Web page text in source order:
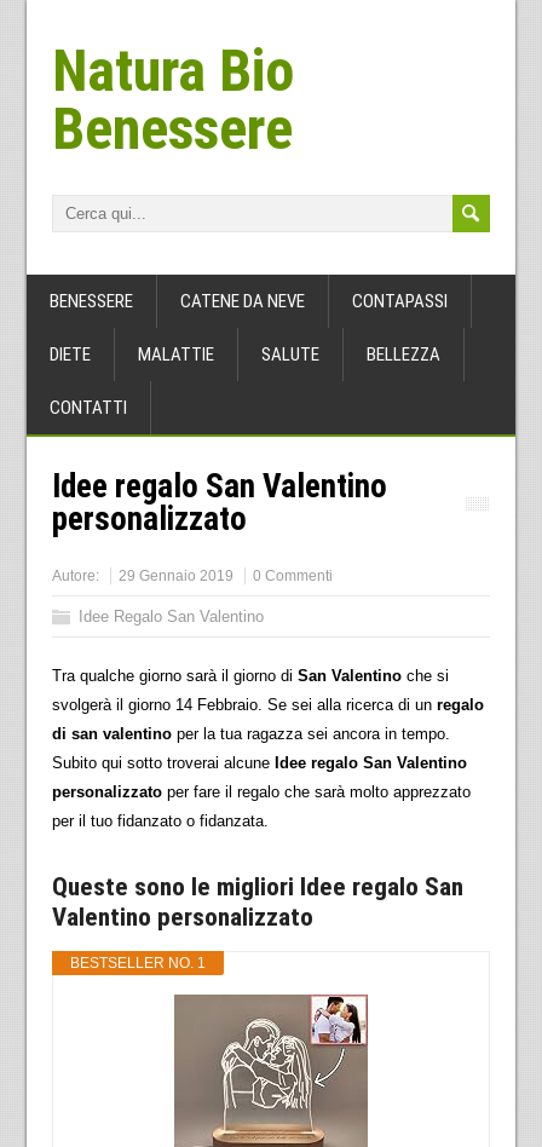
Natura Bio
Benessere
BENESSERE CATENE DA NEVE CONTAPASSI
DIETE MALATTIE SALUTE BELLEZZA
CONTATTI
Idee regalo San Valentino
personalizzato
Autore: 29 Gennaio 2019 0 Commenti
Idee Regalo San Valentino
Tra qualche giorno sarà il giorno di San Valentinoche si
svolgerà il giorno 14 Febbraio. Se sei alla ricerca di un regalo
di san valentinoper la tua ragazza sei ancora in tempo.
Subito qui sotto troverai alcune Idee regalo San Valentino
personalizzatoper fare il regalo che sarà molto apprezzato
per il tuo fidanzato o fidanzata.
Queste sono le migliori Idee regalo San
Valentino personalizzato
BESTSELLER NO. 1